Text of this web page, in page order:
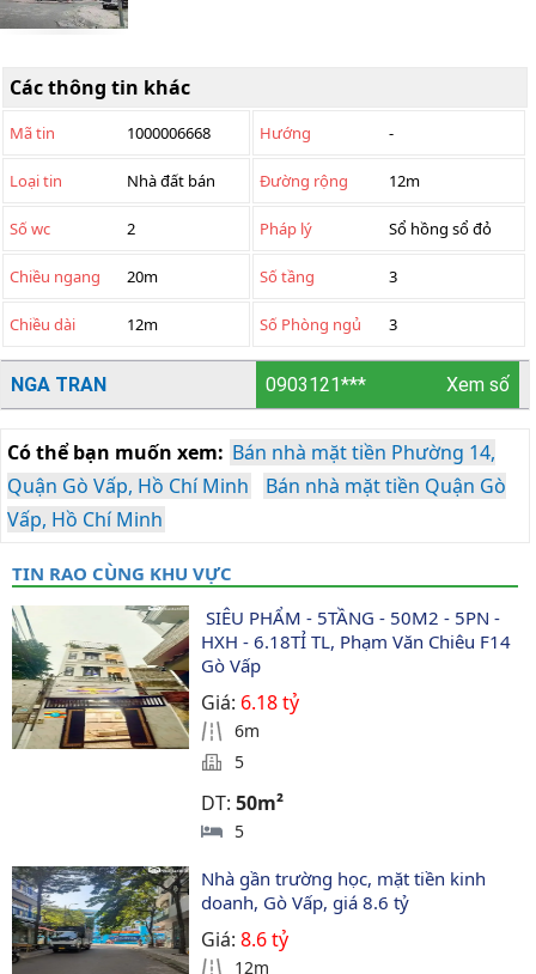
Các thông tin khác
Mã tin 1000006668 Hướng -
Loại tin Nhà đất bán Đường rộng 12m
Số wc 2 Pháp lý Sổ hồng sổ đỏ
Chiều ngang 20m Số tầng 3
Chiều dài 12m Số Phòng ngủ 3
NGA TRAN 0903121*** Xem số
Có thể bạn muốn xem: Bán nhà mặt tiền Phường 14,
Quận Gò Vấp, Hồ Chí Minh
Bán nhà mặt tiền Quận Gò
Vấp, Hồ Chí Minh
TIN RAO CÙNG KHU VỰC
SIÊU PHẨM - 5TẦNG - 50M2 - 5PN -
HXH - 6.18TỈ TL, Phạm Văn Chiêu F14
Gò Vấp
Giá: 6.18 tỷ
6m
5
DT:50m²
5
Nhà gần trường học, mặt tiền kinh
doanh, Gò Vấp, giá 8.6 tỷ
Giá:8.6 tỷ
12m